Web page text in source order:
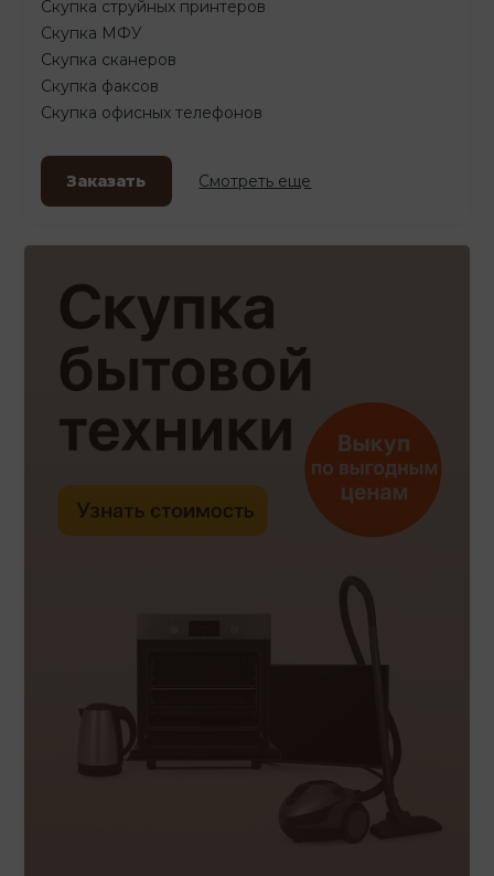
Скупка струйных принтеров
Скупка МФУ
Скупка сканеров
Скупка факсов
Скупка офисных телефонов
Заказать Смотреть еще